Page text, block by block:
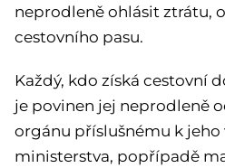
neprodleně ohlásit ztrátu,
cestovního pasu.
Každý, kdo získá cestovní
je povinen jej neprodleně
orgánu příslušnému k jeho
ministerstva, popřípadě